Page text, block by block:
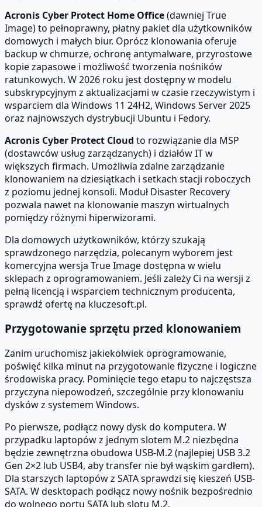
Acronis Cyber Protect Home Office(dawniej True
Image) to pełnoprawny, płatny pakiet dla użytkowników
domowych i małych biur. Oprócz klonowania oferuje
backup w chmurze, ochronę antymalware, przyrostowe
kopie zapasowe i możliwość tworzenia nośników
ratunkowych. W 2026 roku jest dostępny w modelu
subskrypcyjnym z aktualizacjami w czasie rzeczywistym i
wsparciem dla Windows 11 24H2, Windows Server 2025
oraz najnowszych dystrybucji Ubuntu i Fedory.
Acronis Cyber Protect Cloud to rozwiązanie dla MSP
(dostawców usług zarządzanych) i działów IT w
większych firmach. Umożliwia zdalne zarządzanie
klonowaniem na dziesiątkach i setkach stacji roboczych
z poziomu jednej konsoli. Moduł Disaster Recovery
pozwala nawet na klonowanie maszyn wirtualnych
pomiędzy różnymi hiperwizorami.
Dla domowych użytkowników, którzy szukają
sprawdzonego narzędzia, polecanym wyborem jest
komercyjna wersja True Image dostępna w wielu
sklepach z oprogramowaniem. Jeśli zależy Ci na wersji z
pełną licencją i wsparciem technicznym producenta,
sprawdź ofertę na kluczesoft.pl.
Przygotowanie sprzętu przed klonowaniem
Zanim uruchomisz jakiekolwiek oprogramowanie,
poświęć kilka minut na przygotowanie fizyczne i logiczne
środowiska pracy. Pominięcie tego etapu to najczęstsza
przyczyna niepowodzeń, szczególnie przy klonowaniu
dysków z systemem Windows.
Po pierwsze, podłącz nowy dysk do komputera. W
przypadku laptopów z jednym slotem M.2 niezbędna
będzie zewnętrzna obudowa USB-M.2 (najlepiej USB 3.2
Gen 2×2 lub USB4, aby transfer nie był wąskim gardłem).
Dla starszych laptopów z SATA sprawdzi się kieszeń USB-
SATA. W desktopach podłącz nowy nośnik bezpośrednio
do wolnego portu SATA lub slotu M.2.